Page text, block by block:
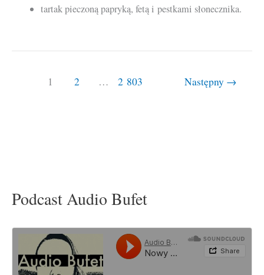
tartak pieczoną papryką, fetą i pestkami słonecznika.
1 2 … 2 803 Następny →
Podcast Audio Bufet